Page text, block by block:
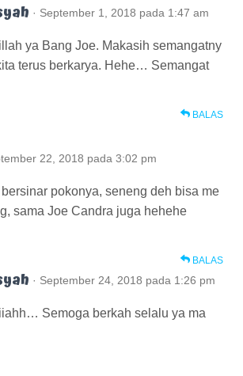
· September 1, 2018 pada 1:47 am
ya Bang Joe. Makasih semangatny
terus berkarya. Hehe… Semangat
BALAS
22, 2018 pada 3:02 pm
pokonya, seneng deh bisa me
sama Joe Candra juga hehehe
BALAS
· September 24, 2018 pada 1:26 pm
Semoga berkah selalu ya ma